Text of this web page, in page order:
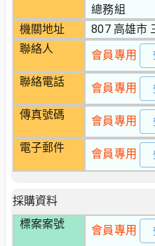
總務組
機關地址
807 高雄市
聯絡人
會員專用
聯絡電話 會員專用
傳真號碼 會員專用
電子郵件 會員專用
採購資料
標案案號
會員專用